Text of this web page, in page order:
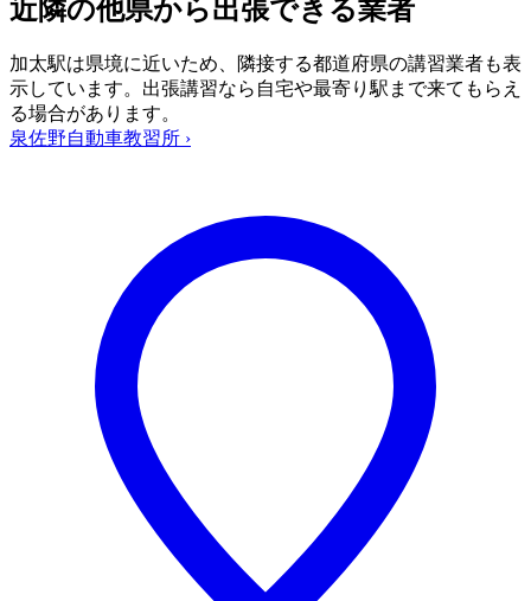
近隣の他県から出張できる業者
加太駅は県境に近いため、隣接する都道府県の講習業者も表
示しています。出張講習なら自宅や最寄り駅まで来てもらえ
る場合があります。
泉佐野自動車教習所 ›